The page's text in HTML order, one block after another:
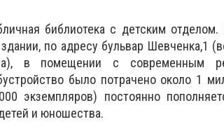
библиотека с детским отделом.
по адресу бульвар Шевченка,1
в помещении с современным
было потрачено около 1
экземпляров) постоянно
и юношества.